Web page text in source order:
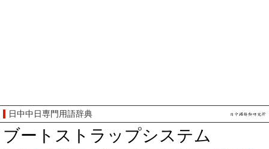
日中中日専門用語辞典
ブートストラップシステム